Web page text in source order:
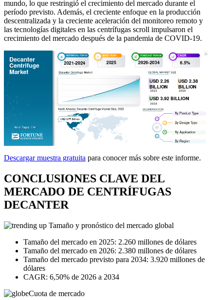
mundo, lo que restringió el crecimiento del mercado durante el
período previsto. Además, el creciente enfoque en la producción
descentralizada y la creciente aceleración del monitoreo remoto y
las tecnologías digitales en las centrífugas scroll impulsaron el
crecimiento del mercado después de la pandemia de COVID-19.
Descargar muestra gratuita para conocer más sobre este informe.
CONCLUSIONES CLAVE DEL
MERCADO DE CENTRÍFUGAS
DECANTER
Tamaño y pronóstico del mercado global
Tamaño del mercado en 2025: 2.260 millones de dólares
Tamaño del mercado en 2026: 2.380 millones de dólares
Tamaño del mercado previsto para 2034: 3.920 millones de
dólares
CAGR: 6,50% de 2026 a 2034
Cuota de mercado